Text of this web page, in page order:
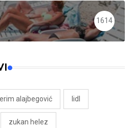
1614
alajbegović lidl
zukan helez